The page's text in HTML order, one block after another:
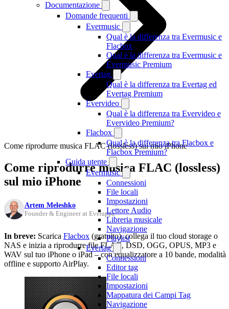
Documentazione
Domande frequenti
Evermusic
Qual è la differenza tra Evermusic e
Flacbox
Qual è la differenza tra Evermusic e
Evermusic Premium
Evertag
Qual è la differenza tra Evertag ed
Evertag Premium
Evervideo
Qual è la differenza tra Evervideo e
Evervideo Premium?
Flacbox
Qual è la differenza tra Flacbox e
Flacbox Premium?
Guida utente
Evermusic
Connessioni
File locali
Impostazioni
Lettore Audio
Libreria musicale
Navigazione
Playlist
Evertag
Connessioni
Editor tag
File locali
Impostazioni
Mappatura dei Campi Tag
Navigazione
Come riprodurre musica FLAC (lossless) sul mio iPhone
Come riprodurre musica FLAC (lossless)
sul mio iPhone
Artem Meleshko
Founder & Engineer at Everappz
In breve: Scarica Flacbox (gratuito), collega il tuo cloud storage o
NAS e inizia a riprodurre file FLAC, DSD, OGG, OPUS, MP3 e
WAV sul tuo iPhone o iPad – con equalizzatore a 10 bande, modalità
offline e supporto AirPlay.